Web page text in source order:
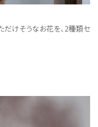
けそうなお花を、2種類セ